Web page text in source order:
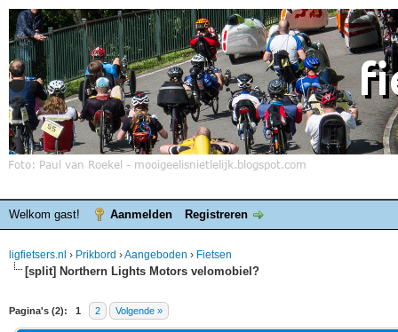
Welkom gast! Aanmelden Registreren
ligfietsers.nl › Prikbord ›Aangeboden › Fietsen
[split] Northern Lights Motors velomobiel?
Pagina's (2): 1 2 Volgende »
waardering is 0